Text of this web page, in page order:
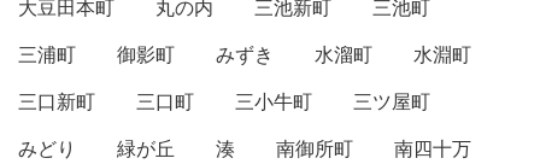
大豆田本町
丸の内 三池新町
三池町
三浦町
御影町 みずき 水溜町
水淵町
三口新町
三口町 三小牛町
三ツ屋町
みどり
緑が丘 湊 南御所町
南四十万